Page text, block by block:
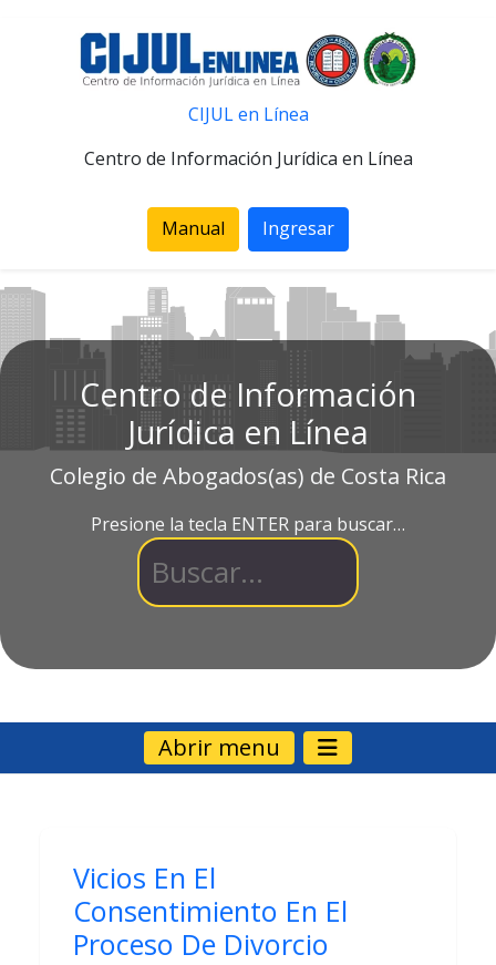
CIJUL en Línea
Centro de Información Jurídica en Línea
Manual Ingresar
Centro de Información
Jurídica en Línea
Colegio de Abogados(as) de Costa Rica
Presione la tecla ENTER para buscar…
Abrir menu
Vicios En El
Consentimiento En El
Proceso De Divorcio